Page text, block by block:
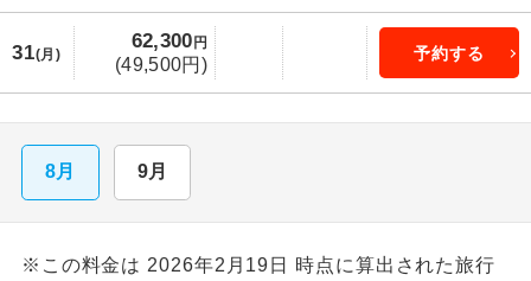
31(月)
62,300 円
(49,500円)
予約する
8月 9月
※この料金は 2026年2月19日 時点に算出された旅行